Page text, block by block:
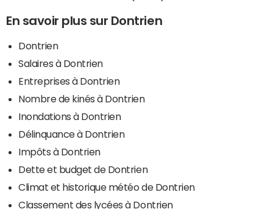
En savoir plus sur Dontrien
Dontrien
Salaires à Dontrien
Entreprises à Dontrien
Nombre de kinés à Dontrien
Inondations à Dontrien
Délinquance à Dontrien
Impôts à Dontrien
Dette et budget de Dontrien
Climat et historique météo de Dontrien
Classement des lycées à Dontrien